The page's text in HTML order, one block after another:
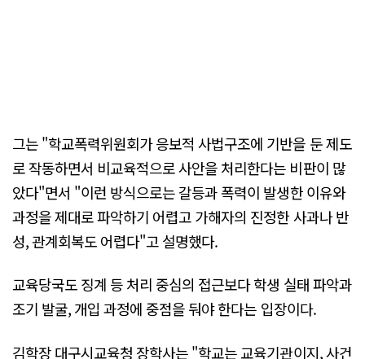
그는 "학교폭력위원회가 응보적 사법구조에 기반을 둔 제도
로 작동하면서 비교육적으로 사안을 처리한다는 비판이 많
았다"면서 "이런 방식으로는 갈등과 폭력이 발생한 이유와
과정을 제대로 파악하기 어렵고 가해자의 진정한 사과나 반
성, 관계회복도 어렵다"고 설명했다.
교육당국도 징계 등 처리 중심의 접근보다 학생 실태 파악과
조기 발굴, 개입 과정에 중점을 둬야 한다는 입장이다.
김학장 대구시교육청 장학사는 "학교는 교육기관이지, 사건